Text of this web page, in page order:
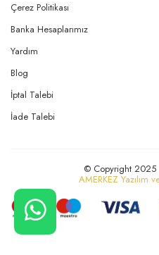
Çerez Politikası
Banka Hesaplarımız
Yardım
Blog
İptal Talebi
İade Talebi
© Copyright 2025
AMERKEZ Yazılım